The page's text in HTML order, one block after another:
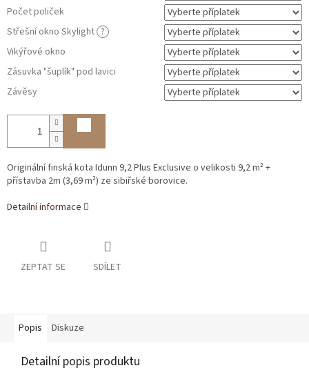
Počet poliček
Střešní okno Skylight ?
Vikýřové okno
Zásuvka "šuplík" pod lavici
Závěsy
Originální finská kota Idunn 9,2 Plus Exclusive o velikosti 9,2m² +
přístavba 2m (3,69 m²) ze sibiřské borovice.
Detailní informace
ZEPTAT SE SDÍLET
Popis Diskuze
Detailní popis produktu